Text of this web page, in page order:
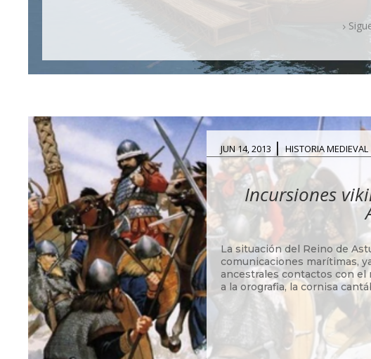
JUN 14, 2013 |HISTORIA MEDIEVAL
Incursiones
La situación del Reino de
comunicaciones marítimas,
ancestrales contactos con
a la orografia, la cornisa